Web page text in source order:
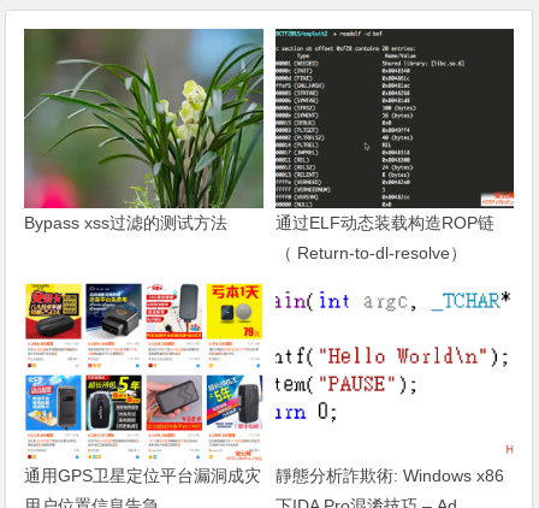
Bypass xss过滤的测试方法
通过ELF动态装载构造ROP链
（ Return-to-dl-resolve）
通用GPS卫星定位平台漏洞成灾
靜態分析詐欺術: Windows x86